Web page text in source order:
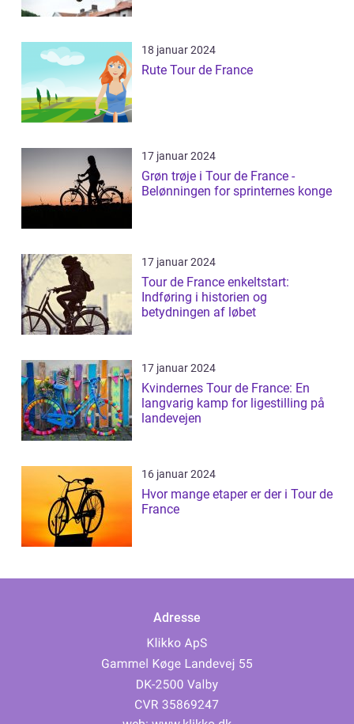
18 januar 2024
Rute Tour de France
17 januar 2024
Grøn trøje i Tour de France -
Belønningen for sprinternes konge
17 januar 2024
Tour de France enkeltstart:
Indføring i historien og
betydningen af løbet
17 januar 2024
Kvindernes Tour de France: En
langvarig kamp for ligestilling på
landevejen
16 januar 2024
Hvor mange etaper er der i Tour de
France
Adresse